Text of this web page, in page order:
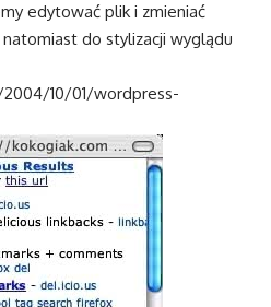
edytować plik i zmieniać
do stylizacji wyglądu
10/01/wordpress-